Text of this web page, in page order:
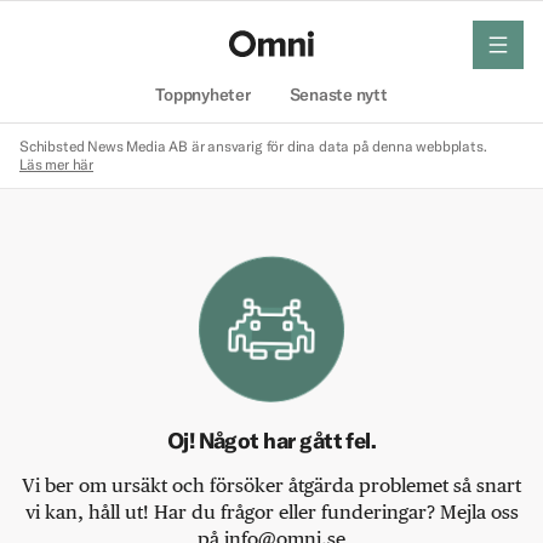
Toppnyheter Senaste nytt
meny
Schibsted News Media AB är ansvarig för dina data på denna webbplats.
Läs mer här
Oj! Något har gått fel.
Vi ber om ursäkt och försöker åtgärda problemet så snart
vi kan, håll ut! Har du frågor eller funderingar? Mejla oss